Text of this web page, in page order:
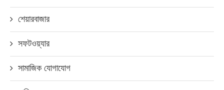
শেয়ারবাজার
সফটওয়্যার
সামাজিক যোগাযোগ